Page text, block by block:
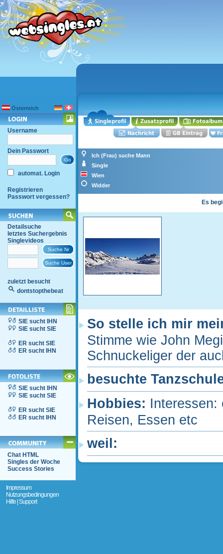
Österreich
Username
Dein Passwort
automat. Login
Registrieren
Passwort vergessen?
Detailsuche
letztes Suchergebnis
Singlevideos
zuletzt besucht
dontstopthebeat
SIE sucht IHN
SIE sucht SIE
ER sucht SIE
ER sucht IHN
SIE sucht IHN
SIE sucht SIE
ER sucht SIE
ER sucht IHN
Chat HTML
Singles der Woche
Success Stories
Impressum
Nutzungsbedingungen
Hilfe | Support
Ich (Frau) suche Mann
Single
Wien
Widder
Es
So stelle ich mir
Stimme wie John
Schnuckeliger der
besuchte
Hobbies: Interessen:
Reisen, Essen etc
weil: